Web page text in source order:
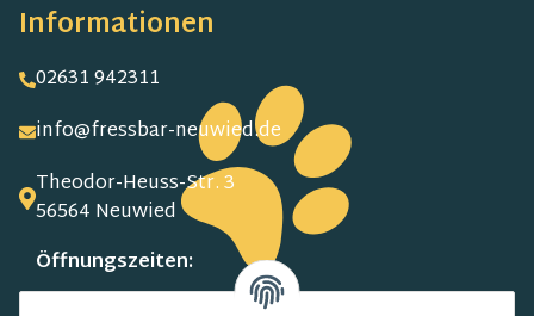
Informationen
02631 942311
info@fressbar-neuwied.de
Theodor-Heuss-Str. 3
56564 Neuwied
Öffnungszeiten: